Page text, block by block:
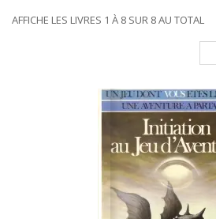
AFFICHE LES LIVRES 1 À 8 SUR 8 AU TOTAL